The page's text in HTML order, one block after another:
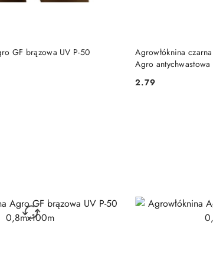
GF brązowa UV P-50
DO KOSZYKA
Agrowłóknina
Agro antychwastowa
Cena:
2.79